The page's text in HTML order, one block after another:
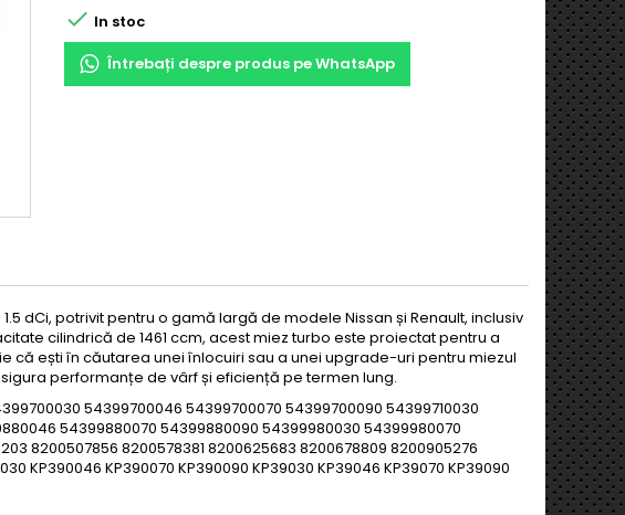
 In stoc
Întrebați despre produs pe WhatsApp
dCi, potrivit pentru o gamă largă de modele Nissan și Renault, inclusiv
cilindrică de 1461 ccm, acest miez turbo este proiectat pentru a
ești în căutarea unei înlocuiri sau a unei upgrade-uri pentru miezul
performanțe de vârf și eficiență pe termen lung.
54399700046 54399700070 54399700090 54399710030
54399880070 54399880090 54399980030 54399980070
8200507856 8200578381 8200625683 8200678809 8200905276
KP390046 KP390070 KP390090 KP39030 KP39046 KP39070 KP39090